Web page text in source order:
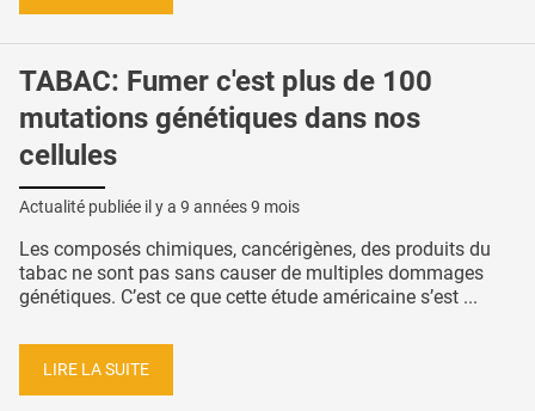
TABAC: Fumer c'est plus de 100
mutations génétiques dans nos
cellules
Actualité publiée il y a 9 années 9 mois
Les composés chimiques, cancérigènes, des produits du
tabac ne sont pas sans causer de multiples dommages
génétiques. C’est ce que cette étude américaine s’est ...
LIRE LA SUITE